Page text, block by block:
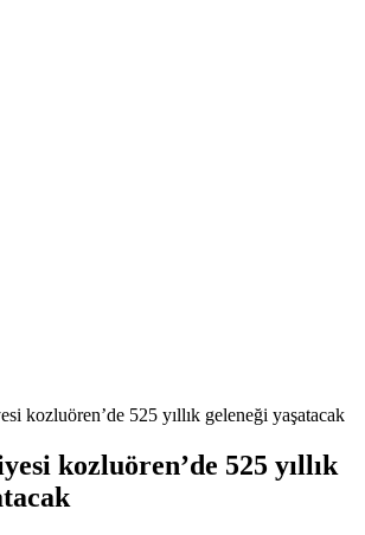
kozluören’de 525 yıllık geleneği yaşatacak
kozluören’de 525 yıllık